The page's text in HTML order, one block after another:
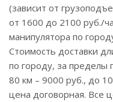
(зависит от
от 1600 до 2100 руб./
манипулятора по
Стоимость доставки
по городу, за пределы
80 км – 9000 руб., до
цена договорная. Все